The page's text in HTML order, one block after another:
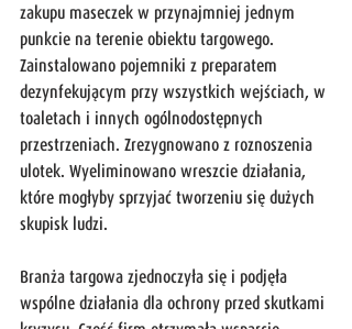
zakupu maseczek w przynajmniej jednym
punkcie na terenie obiektu targowego.
Zainstalowano pojemniki z preparatem
dezynfekującym przy wszystkich wejściach, w
toaletach i innych ogólnodostępnych
przestrzeniach. Zrezygnowano z roznoszenia
ulotek. Wyeliminowano wreszcie działania,
które mogłyby sprzyjać tworzeniu się dużych
skupisk ludzi.
Branża targowa zjednoczyła się i podjęła
wspólne działania dla ochrony przed skutkami